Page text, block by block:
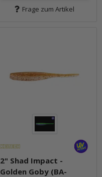
Frage zum Artikel
2" Shad Impact -
Golden Goby (BA-